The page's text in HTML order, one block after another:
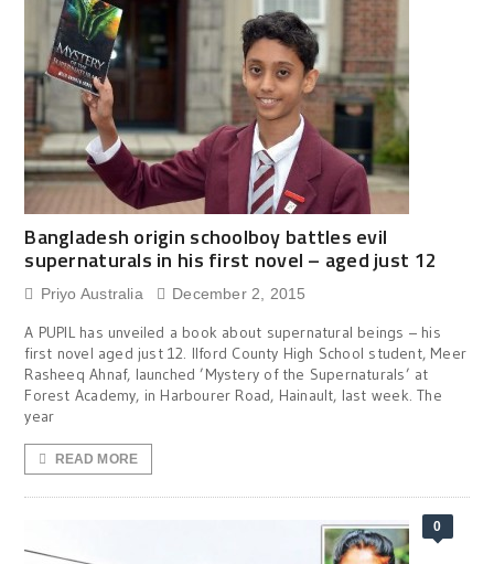
Bangladesh origin schoolboy battles evil
supernaturals in his first novel – aged just 12
Priyo Australia December 2, 2015
A PUPIL has unveiled a book about supernatural beings – his
first novel aged just 12. Ilford County High School student, Meer
Rasheeq Ahnaf, launched ’Mystery of the Supernaturals’ at
Forest Academy, in Harbourer Road, Hainault, last week. The
year
READ MORE
0